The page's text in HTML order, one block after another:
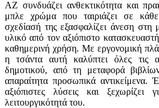
AZ συνδυάζει ανθεκτικότητα και
μπλε χρώμα που ταιριάζει σε
σχεδίασή της εξασφαλίζει άνεση στη
υλικό από τον αξιόπιστο
καθημερινή χρήση. Με εργονομική
η τσάντα αυτή καλύπτει όλες τις
δημοτικού, από τη μεταφορά
απαραίτητα προσωπικά αντικείμενα.
αξιόπιστες λύσεις και ξεχωρίζει
λειτουργικότητά του.